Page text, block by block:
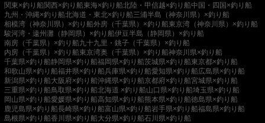
関東×釣り船関西×釣り船東海×釣り船北陸・甲信越×釣り船中国・四国×釣り船
九州・沖縄×釣り船北海道・東北×釣り船三浦半島（神奈川県）×釣り船
相模湾（神奈川県）×釣り船外房（千葉県）×釣り船東京湾（神奈川県）×釣り船
駿河湾・遠州灘（静岡県）×釣り船伊豆半島（静岡県）×釣り船
南房（千葉県）×釣り船九十九里・銚子（千葉県）×釣り船
内房（千葉県）×釣り船東京湾奥（千葉県）×釣り船神奈川県×釣り船
千葉県×釣り船静岡県×釣り船福岡県×釣り船茨城県×釣り船東京都×釣り船
和歌山県×釣り船福井県×釣り船兵庫県×釣り船愛知県×釣り船広島県×釣り船
新潟県×釣り船大阪府×釣り船沖縄県×釣り船京都府×釣り船宮城県×釣り船
三重県×釣り船鳥取県×釣り船北海道 ×釣り船山口県×釣り船埼玉県×釣り船
岡山県×釣り船愛媛県×釣り船高知県×釣り船熊本県×釣り船徳島県×釣り船
鹿児島県×釣り船長崎県×釣り船富山県×釣り船岩手県×釣り船福島県×釣り船
島根県×釣り船香川県×釣り船大分県×釣り船石川県×釣り船